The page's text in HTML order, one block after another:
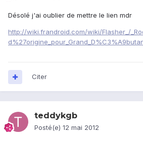
Désolé j'ai oublier de mettre le lien mdr
http://wiki.frandroid.com/wiki/Flasher_/
Citer
teddykgb
Posté(e) 12 mai 2012